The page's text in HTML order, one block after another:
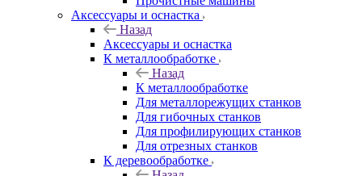
Аксeccyapы и оснастка
Назад
Аксeccyapы и оснастка
К металлообработке
Назад
К металлообработке
Для металлорежущих станков
Для гибочных станков
Для профилирующих станков
Для отрезных станков
К деревообработке